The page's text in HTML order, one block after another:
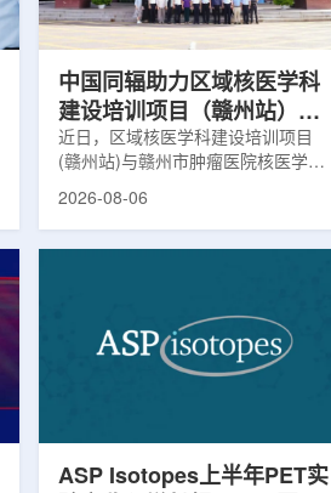
情况进行评估。结果显示，晚发性精
中国同辐助力区域核医学科
建设培训项目（赣州站）与
赣州市肿瘤医院核医学诊疗
高质量建设项目同步启动
近日，区域核医学科建设培训项目
(赣州站)与赣州市肿瘤医院核医学诊
疗高质量建设项目在赣州市肿瘤医院
任杨传盛主持。赣州市卫生健康委员
会副主任傅伟、中华医学会核医学分
会主任委员汪静、赣州市肿瘤医院党
2026-08-06
ASP Isotopes上半年PET实